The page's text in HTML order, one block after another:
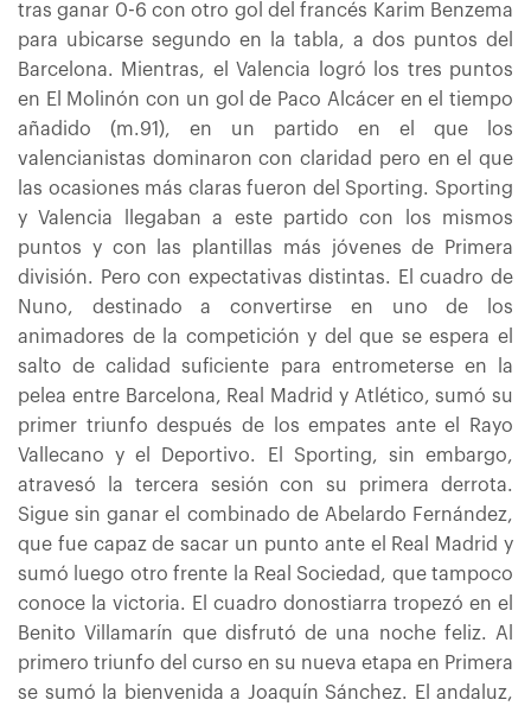
tras ganar 0-6 con otro gol del francés Karim Benzema
para ubicarse segundo en la tabla, a dos puntos del
Barcelona. Mientras, el Valencia logró los tres puntos
en El Molinón con un gol de Paco Alcácer en el tiempo
añadido (m.91), en un partido en el que los
valencianistas dominaron con claridad pero en el que
las ocasiones más claras fueron del Sporting. Sporting
y Valencia llegaban a este partido con los mismos
puntos y con las plantillas más jóvenes de Primera
división. Pero con expectativas distintas. El cuadro de
Nuno, destinado a convertirse en uno de los
animadores de la competición y del que se espera el
salto de calidad suficiente para entrometerse en la
pelea entre Barcelona, Real Madrid y Atlético, sumó su
primer triunfo después de los empates ante el Rayo
Vallecano y el Deportivo. El Sporting, sin embargo,
atravesó la tercera sesión con su primera derrota.
Sigue sin ganar el combinado de Abelardo Fernández,
que fue capaz de sacar un punto ante el Real Madrid y
sumó luego otro frente la Real Sociedad, que tampoco
conoce la victoria. El cuadro donostiarra tropezó en el
Benito Villamarín que disfrutó de una noche feliz. Al
primero triunfo del curso en su nueva etapa en Primera
se sumó la bienvenida a Joaquín Sánchez. El andaluz,